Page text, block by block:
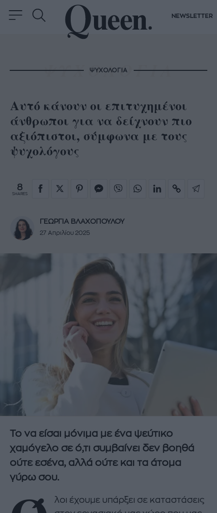
NEWSLETTER
ΨΥΧΟΛΟΓΙΑ
Αυτό κάνουν οι επιτυχημένοι
άνθρωποι για να δείχνουν πιο
αξιόπιστοι, σύμφωνα με τους
ψυχολόγους
8
SHARES
ΓΕΩΡΓΙΑ ΒΛΑΧΟΠΟΥΛΟΥ
27 Απριλίου 2025
Το να είσαι μόνιμα με ένα ψεύτικο
χαμόγελο σε ό,τι συμβαίνει δεν βοηθά
ούτε εσένα, αλλά ούτε και τα άτομα
γύρω σου.
λοι έχουμε υπάρξει σε καταστάσεις